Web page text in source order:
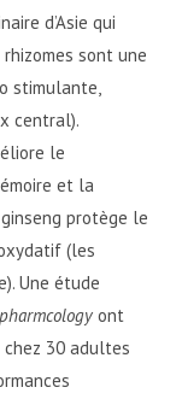
d’Asie qui
rhizomes sont une
stimulante,
central).
le
et la
protège le
(les
Une étude
ont
30 adultes